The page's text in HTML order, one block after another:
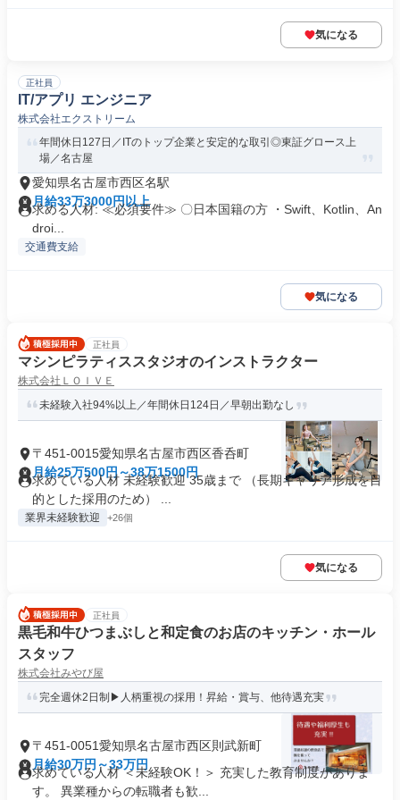
気になる
正社員
IT/アプリ エンジニア
株式会社エクストリーム
年間休日127日／ITのトップ企業と安定的な取引◎東証グロース上
場／名古屋
愛知県名古屋市西区名駅
月給33万3000円以上
求める人材: ≪必須要件≫ 〇日本国籍の方 ・Swift、Kotlin、An
droi...
交通費支給
気になる
正社員
マシンピラティススタジオのインストラクター
株式会社ＬＯＩＶＥ
未経験入社94%以上／年間休日124日／早朝出勤なし
〒451-0015愛知県名古屋市西区香呑町
月給25万500円～38万1500円
求めている人材 未経験歓迎 35歳まで （長期キャリア形成を目
的とした採用のため） ...
業界未経験歓迎 +26個
気になる
正社員
黒毛和牛ひつまぶしと和定食のお店のキッチン・ホール
スタッフ
株式会社みやび屋
完全週休2日制▶人柄重視の採用！昇給・賞与、他待遇充実
〒451-0051愛知県名古屋市西区則武新町
月給30万円～33万円
求めている人材 ＜未経験OK！＞ 充実した教育制度がありま
す。 異業種からの転職者も歓...